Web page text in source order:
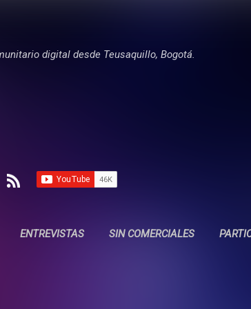
digital desde Teusaquillo, Bogotá.
ENTREVISTAS SIN COMERCIALES